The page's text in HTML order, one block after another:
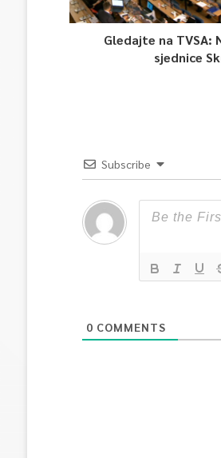
Gledajte na TVSA:
sjednice
Subscribe
0 COMMENTS